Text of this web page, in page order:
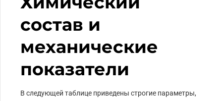
состав и
механические
показатели
В следующей таблице приведены строгие параметры,